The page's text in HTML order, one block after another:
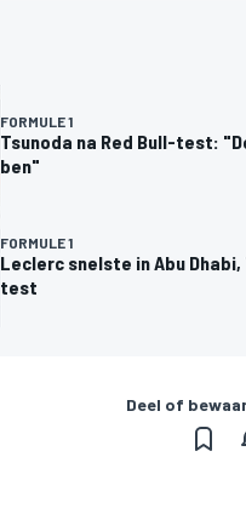
FORMULE 1
Tsunoda na Red Bull-test:
ben"
FORMULE 1
Leclerc snelste in Abu
test
Deel of